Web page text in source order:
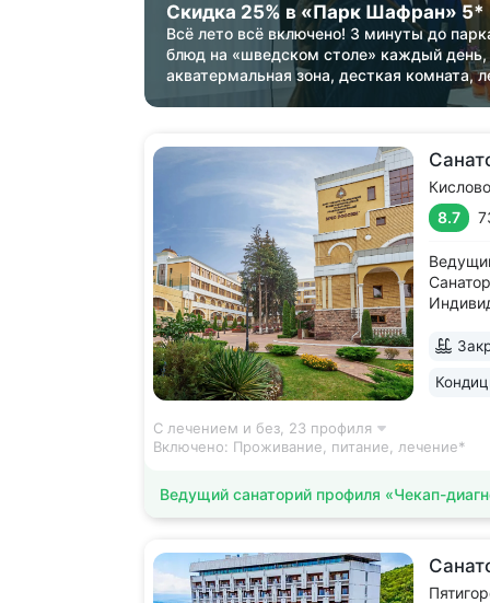
Скидка 25% в «Парк Шафран» 5*
Всё лето всё включено! 3 минуты до
блюд на «шведском столе» каждый день,
акватермальная зона, десткая комната,
8.7
для
С лечением и без, 23 профиля
Включено: Проживание, питание, лечение*
Ведущий санаторий профиля «Чекап-